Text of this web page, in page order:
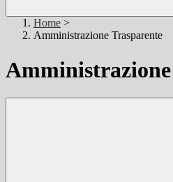
Home >
Amministrazione Trasparente